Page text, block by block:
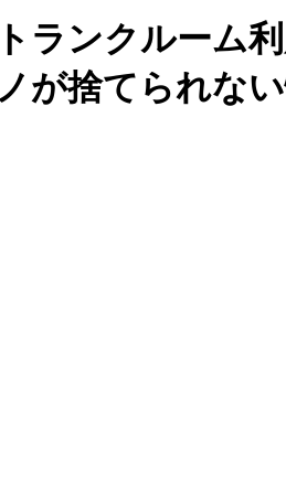
トランクルーム
ノが捨てられな